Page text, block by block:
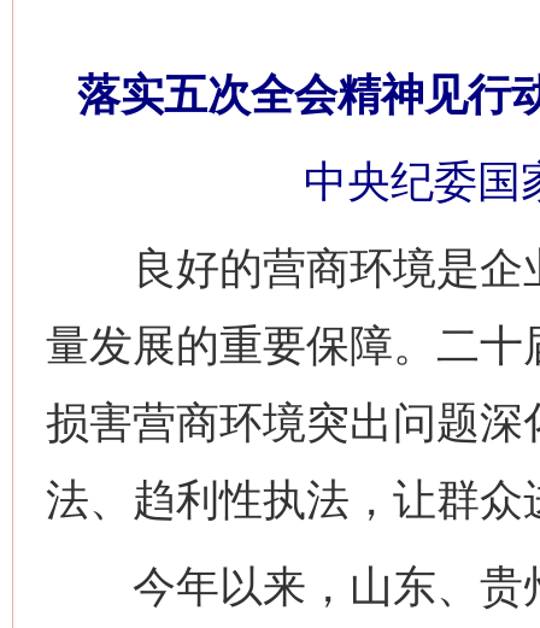
落实五次全会精神见行
中央纪委国
良好的营商环境是企
量发展的重要保障。二
损害营商环境突出问题
法、趋利性执法，让群
今年以来，山东、贵